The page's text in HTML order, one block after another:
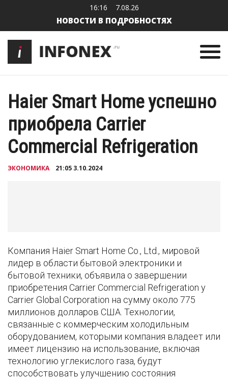
16:16 7.08.26
НОВОСТИ В ПОДРОБНОСТЯХ
Haier Smart Home успешно
приобрела Carrier
Commercial Refrigeration
ЭКОНОМИКА 21:05 3.10.2024
Компания Haier Smart Home Co., Ltd., мировой
лидер в области бытовой электроники и
бытовой техники, объявила о завершении
приобретения Carrier Commercial Refrigeration у
Carrier Global Corporation на сумму около 775
миллионов долларов США. Технологии,
связанные с коммерческим холодильным
оборудованием, которыми компания владеет или
имеет лицензию на использование, включая
технологию углекислого газа, будут
способствовать улучшению состояния